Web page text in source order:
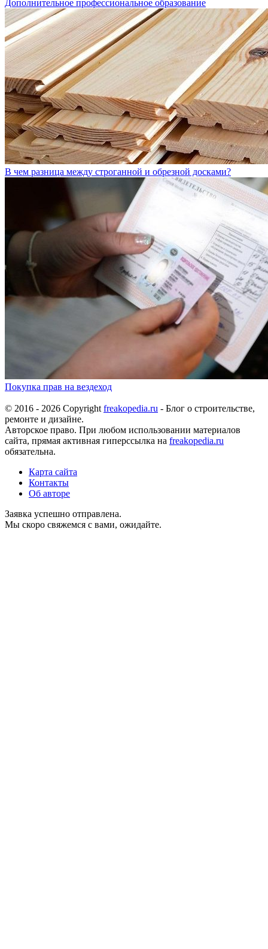
Дополнительное профессиональное образование
В чем разница между строганной и обрезной досками?
Покупка прав на вездеход
© 2016 - 2026 Copyright freakopedia.ru - Блог о строительстве,
ремонте и дизайне.
Авторское право. При любом использовании материалов
сайта, прямая активная гиперссылка на freakopedia.ru
обязательна.
Карта сайта
Контакты
Об авторе
Заявка успешно отправлена.
Мы скоро свяжемся с вами, ожидайте.